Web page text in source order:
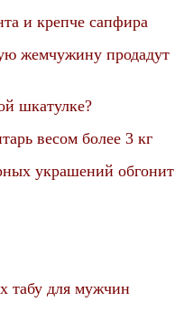
и крепче сапфира
жемчужину продадут
шкатулке?
весом более 3 кг
украшений обгонит
табу для мужчин